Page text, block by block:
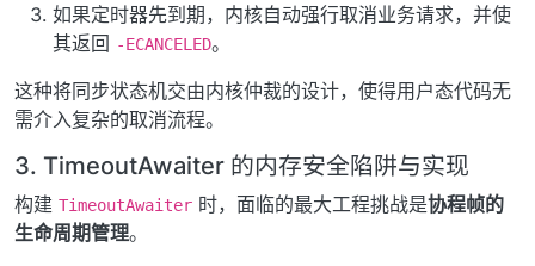
如果定时器先到期，内核自动强行取消业务请求，并使
其返回 -ECANCELED。
这种将同步状态机交由内核仲裁的设计，使得用户态代码无
需介入复杂的取消流程。
3. TimeoutAwaiter 的内存安全陷阱与实现
构建 TimeoutAwaiter 时，面临的最大工程挑战是协程帧的
生命周期管理。